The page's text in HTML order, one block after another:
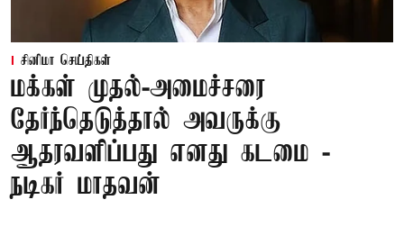
சினிமா செய்திகள்
மக்கள் முதல்-அமைச்சரை
தேர்ந்தெடுத்தால் அவருக்கு
ஆதரவளிப்பது எனது கடமை -
நடிகர் மாதவன்